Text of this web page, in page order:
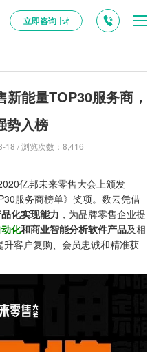
立即咨询
能量TOP30服务商，
势入榜
18 / 浏览次数：8,416
亿邦未来零售大会上颁发
服务商榜单》奖项。数云凭借
化实现能力 ，为品牌零售企业提
化和商业智能分析软件产品及相
客户复购、会员忠诚和精准获